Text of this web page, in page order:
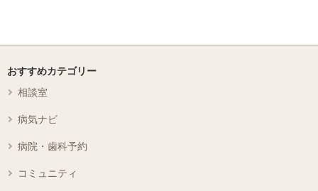
おすすめカテゴリー
相談室
病気ナビ
病院・歯科予約
コミュニティ